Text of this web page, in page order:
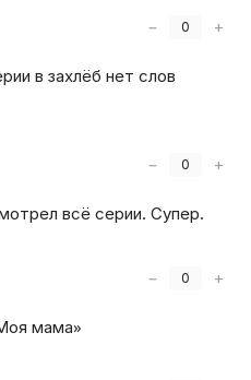
− 0 +
в захлёб нет слов
− 0 +
всё серии. Супер.
− 0 +
мама»